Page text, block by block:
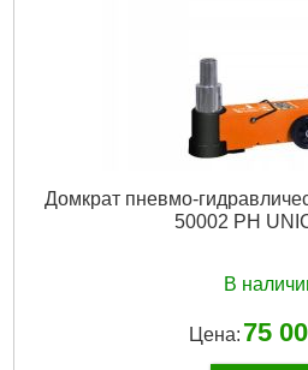
Домкрат пневмо-
50002 PH
В
Цена: 75